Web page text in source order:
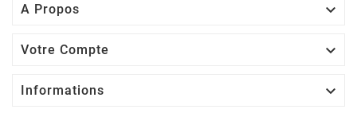
A Propos 
Votre Compte 
Informations 